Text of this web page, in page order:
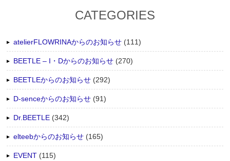
CATEGORIES
atelierFLOWRINAからのお知らせ (111)
BEETLE – I・Dからのお知らせ (270)
BEETLEからのお知らせ (292)
D-senceからのお知らせ (91)
Dr.BEETLE (342)
elteebからのお知らせ (165)
EVENT (115)